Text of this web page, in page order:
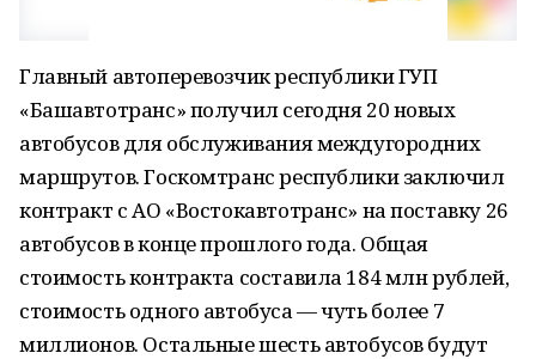
Главный автоперевозчик республики ГУП
«Башавтотранс» получил сегодня 20 новых
автобусов для обслуживания междугородних
маршрутов. Госкомтранс республики заключил
контракт с АО «Востокавтотранс» на поставку 26
автобусов в конце прошлого года. Общая
стоимость контракта составила 184 млн рублей,
стоимость одного автобуса — чуть более 7
миллионов. Остальные шесть автобусов будут